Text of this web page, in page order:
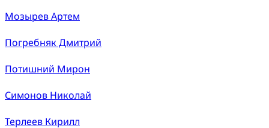
Мозырев Артем
Погребняк Дмитрий
Потишний Мирон
Симонов Николай
Терлеев Кирилл